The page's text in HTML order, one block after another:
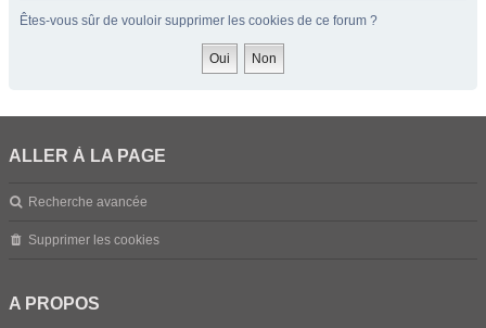
Êtes-vous sûr de vouloir supprimer les cookies de ce forum ?
ALLER À LA PAGE
Recherche avancée
Supprimer les cookies
A PROPOS